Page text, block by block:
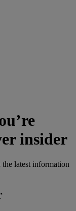
insider
latest information